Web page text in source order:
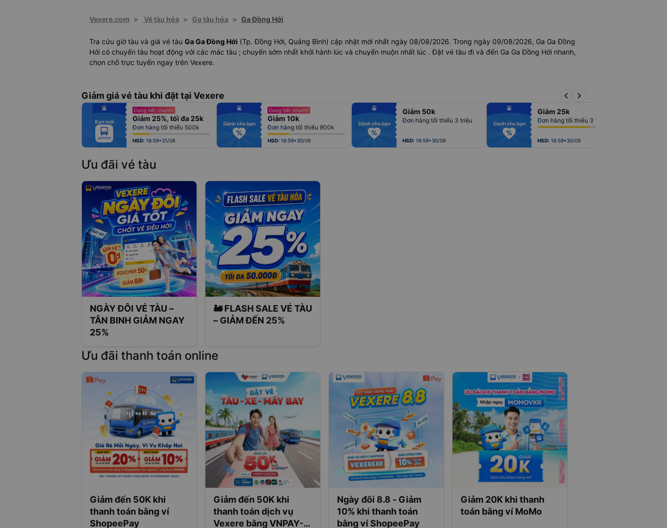
Vexere.com > Vé tàu hỏa > Ga tàu hỏa > Ga Đồng Hới
Tra cứu giờ tàu và giá vé tàu Ga Ga Đồng Hới (Tp. Đồng Hới, Quảng Bình) cập nhật mới nhất ngày 08/08/2026. Trong ngày 09/08/2026, Ga Ga Đồng
Hới có chuyến tàu hoạt động với các mác tàu ; chuyến sớm nhất khởi hành lúc và chuyến muộn nhất lúc . Đặt vé tàu đi và đến Ga Ga Đồng Hới nhanh,
chọn chỗ trực tuyến ngay trên Vexere.
Giảm giá vé tàu khi đặt tại Vexere keyboard_arrow_left keyboard_arrow_right
fiber_manual_record
fiber_manual_record
fiber_manual_record
fiber_manual_record
fiber_manual_record
fiber_manual_record
fiber_manual_record
Bạn mới
Đang hết nhanh!
Giảm 25%, tối đa 25k
Đơn hàng tối thiểu 500k
HSD: 16:59•31/08
fiber_manual_record
fiber_manual_record
fiber_manual_record
fiber_manual_record
fiber_manual_record
fiber_manual_record
fiber_manual_record
Dành cho bạn
Đang hết nhanh!
Giảm 10k
Đơn hàng tối thiểu 900k
HSD: 16:59•30/09
fiber_manual_record
fiber_manual_record
fiber_manual_record
fiber_manual_record
fiber_manual_record
fiber_manual_record
fiber_manual_record
Dành cho bạn
Giảm 50k
Đơn hàng tối thiểu 3 triệu
HSD: 16:59•30/09
fiber_manual_record
fiber_manual_record
fiber_manual_record
fiber_manual_record
fiber_manual_record
fiber_manual_record
fiber_manual_record
Dành cho bạn
Giảm 25k
Đơn hàng tối thiểu 3 triệu
HSD: 16:59•30/09
Ưu đãi vé tàu
NGÀY ĐÔI VÉ TÀU –
TÂN BINH GIẢM NGAY
25%
🚂 FLASH SALE VÉ TÀU
– GIẢM ĐẾN 25%
Ưu đãi thanh toán online
Giảm đến 50K khi
thanh toán bằng ví
ShopeePay
Giảm đến 50K khi
thanh toán dịch vụ
Vexere bằng VNPAY-
Ngày đôi 8.8 - Giảm
10% khi thanh toán
bằng ví ShopeePay
Giảm 20K khi thanh
toán bằng ví MoMo